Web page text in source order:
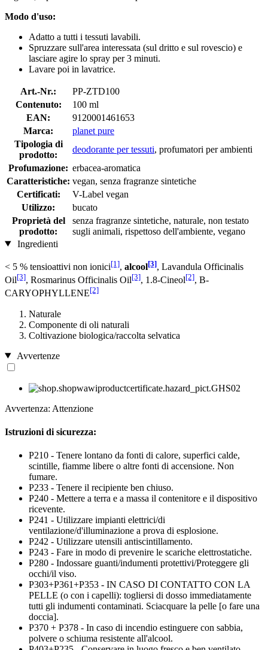
Modo d'uso:
Adatto a tutti i tessuti lavabili.
Spruzzare sull'area interessata (sul dritto e sul rovescio) e
lasciare agire lo spray per 3 minuti.
Lavare poi in lavatrice.
Art.-Nr.:
PP-ZTD100
Contenuto:
100 ml
EAN:
9120001461653
Marca:
planet pure
Tipologia di
prodotto:
deodorante per tessuti, profumatori per ambienti
Profumazione: erbacea-aromatica
Caratteristiche: vegan, senza fragranze sintetiche
Certificati:
V-Label vegan
Utilizzo:
bucato
Proprietà del
prodotto:
senza fragranze sintetiche, naturale, non testato
sugli animali, rispettoso dell'ambiente, vegano
Ingredienti
< 5 % tensioattivi non ionici[1], alcool[3], Lavandula Officinalis
Oil[3], Rosmarinus Officinalis Oil[3], 1.8-Cineol[2], B-
CARYOPHYLLENE[2]
Naturale
Componente di oli naturali
Coltivazione biologica/raccolta selvatica
Avvertenze
Avvertenza: Attenzione
Istruzioni di sicurezza:
P210 - Tenere lontano da fonti di calore, superfici calde,
scintille, fiamme libere o altre fonti di accensione. Non
fumare.
P233 - Tenere il recipiente ben chiuso.
P240 - Mettere a terra e a massa il contenitore e il dispositivo
ricevente.
P241 - Utilizzare impianti elettrici/di
ventilazione/d'illuminazione a prova di esplosione.
P242 - Utilizzare utensili antiscintillamento.
P243 - Fare in modo di prevenire le scariche elettrostatiche.
P280 - Indossare guanti/indumenti protettivi/Proteggere gli
occhi/il viso.
P303+P361+P353 - IN CASO DI CONTATTO CON LA
PELLE (o con i capelli): togliersi di dosso immediatamente
tutti gli indumenti contaminati. Sciacquare la pelle [o fare una
doccia].
P370 + P378 - In caso di incendio estinguere con sabbia,
polvere o schiuma resistente all'alcool.